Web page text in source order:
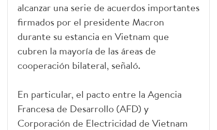
alcanzar una serie de acuerdos importantes
firmados por el presidente Macron
durante su estancia en Vietnam que
cubren la mayoría de las áreas de
cooperación bilateral, señaló.
En particular, el pacto entre la Agencia
Francesa de Desarrollo (AFD) y
Corporación de Electricidad de Vietnam